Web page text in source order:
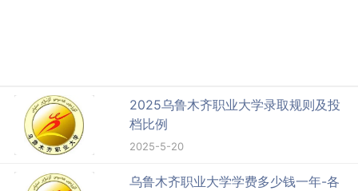
2025乌鲁木齐职业大学录取规则及投
档比例
2025-5-20
乌鲁木齐职业大学学费多少钱一年-各